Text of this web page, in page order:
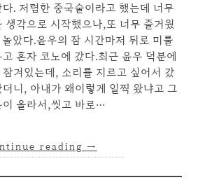
. 저렴한 중국술이라고 했는데 너무
생각으로 시작했으나,또 너무 즐거웠
았다.윤우의 잠 시간마저 뒤로 미룰
혼자 코노에 갔다.최근 윤우 덕분에
겨있는데, 소리를 지르고 싶어서 갔
니, 아내가 왜이렇게 일찍 왔냐고 그
이 올라서,씻고 바로…
reading →